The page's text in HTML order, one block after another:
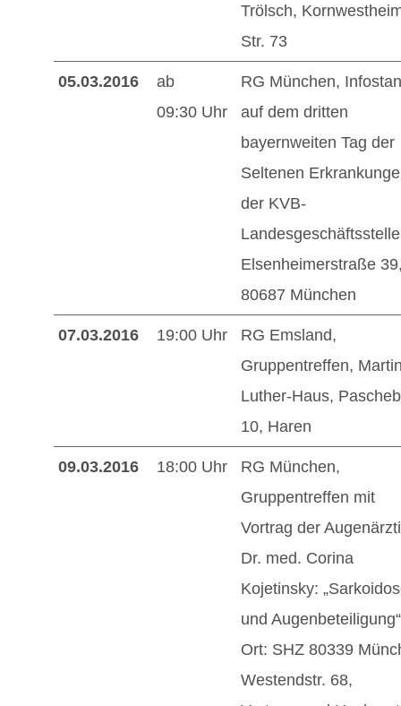
Trölsch,
Str. 73
05.03.2016
ab
09:30 Uhr
RG München,
auf dem dritten
bayernweiten Tag der
Seltenen
der KVB-
Elsenheimerstraße
80687 München
07.03.2016 19:00 Uhr
RG Emsland,
Gruppentreffen,
Luther-Haus,
10, Haren
09.03.2016 18:00 Uhr
RG München,
Gruppentreffen mit
Vortrag der
Dr. med. Corina
Kojetinsky:
und
Ort: SHZ 80339
Westendstr. 68,